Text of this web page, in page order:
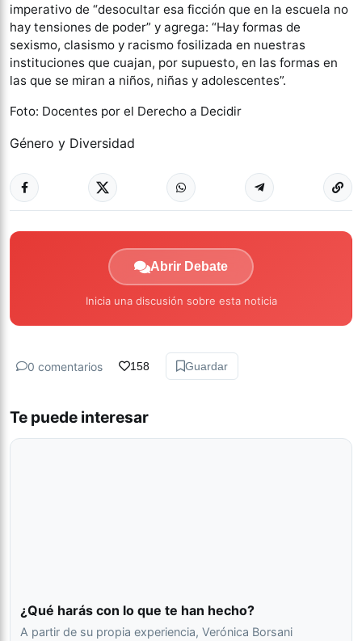
imperativo de “desocultar esa ficción que en la escuela no
hay tensiones de poder” y agrega: “Hay formas de
sexismo, clasismo y racismo fosilizada en nuestras
instituciones que cuajan, por supuesto, en las formas en
las que se miran a niños, niñas y adolescentes”.
Foto: Docentes por el Derecho a Decidir
Género y Diversidad
Abrir Debate
Inicia una discusión sobre esta noticia
0 comentarios 158 Guardar
Te puede interesar
¿Qué harás con lo que te han hecho?
A partir de su propia experiencia, Verónica Borsani